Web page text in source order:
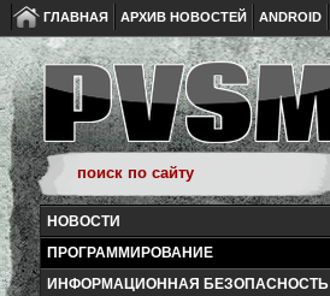
ГЛАВНАЯ АРХИВ НОВОСТЕЙ ANDROID
НОВОСТИ
ПРОГРАММИРОВАНИЕ
ИНФОРМАЦИОННАЯ БЕЗОПАСНОСТЬ